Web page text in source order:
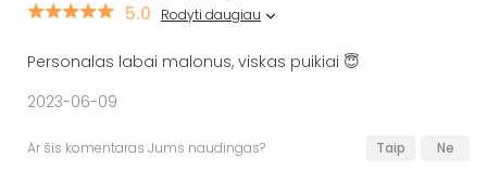
5.0 Rodyti daugiau
Personalas labai malonus, viskas puikiai 😇
2023-06-09
Ar šis komentaras Jums naudingas? Taip Ne